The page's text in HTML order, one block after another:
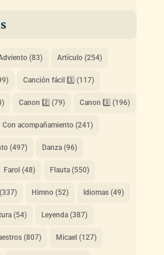
(83) Artículo(254)
Canción fácil 3️⃣ (117)
Canon 2️⃣ (79) Canon 3️⃣ (196)
Con acompañamiento(241)
(497) Danza(96)
Farol (48) Flauta(550)
Himno(52) Idiomas(49)
(54) Leyenda(387)
(807) Micael (127)